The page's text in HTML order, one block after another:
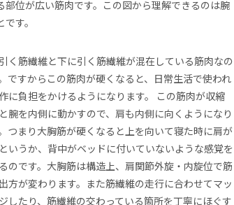
位が広い筋肉です。この図から理解できるのは腕
す。
く筋繊維と下に引く筋繊維が混在している筋肉なの
ですからこの筋肉が硬くなると、日常生活で使われ
に負担をかけるようになります。 この筋肉が収縮
腕を内側に動かすので、肩も内側に向くようになり
つまり大胸筋が硬くなると上を向いて寝た時に肩が
いうか、背中がベッドに付いていないような感覚を
のです。大胸筋は構造上、肩関節外旋・内旋位で筋
方が変わります。また筋繊維の走行に合わせてマッ
したり、筋繊維の交わっている箇所を丁寧にほぐす